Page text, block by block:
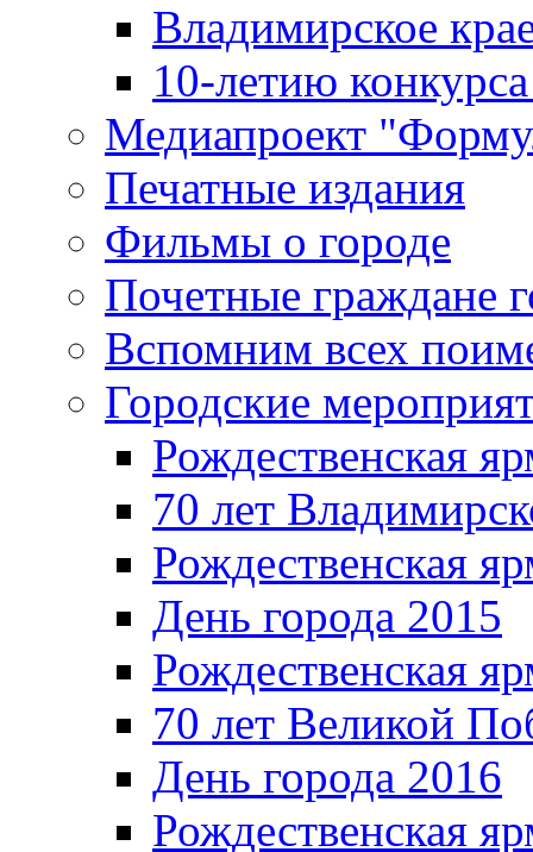
Владимирское
10-летию
Медиапроект
Печатные издания
Фильмы о городе
Почетные граждане
Вспомним всех
Городские
Рождественская
70 лет
Рождественская
День города 2015
Рождественская
70 лет Великой
День города 2016
Рождественская